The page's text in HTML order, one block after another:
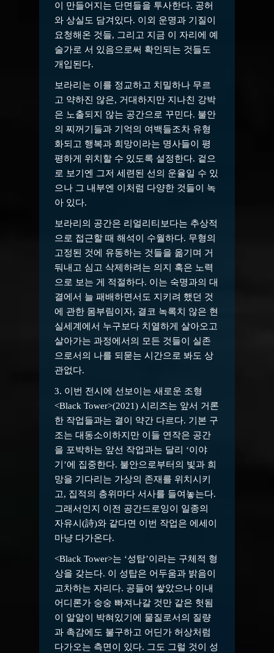
이 만들어지는 단면들을 투사한다. 공허
와 상실도 담겨있다. 이외 운명과 기질이
요청해온 것들, 그리고 지금 이 자리에 예
술가로 서 있음으로써 확인되는 것들도
개입된다.
보라리는 이를 정교하고 치밀하나 무르
고 약하진 않은, 거대하지만 지나친 강박
은 노출되지 않는 공간으로 꾸민다. 불안
의 찌꺼기들과 기억의 여백들조차 유형
화되고 행복과 희망이라는 명사들이 평
평하게 위치할 수 있도록 설정한다. 겉으
로 보기엔 그저 세련된 선의 운율일 수 있
으나 그 내부엔 이처럼 다양한 것들이 녹
아 있다.
보라리의 공간은 리얼리티보다는 추상적
으로 접근할 때 해석이 수월하다. 무형의
고정된 것에 유동하는 것들을 옮기며 거
둬내고 심고 삭제하려는 의지 혹은 노력
으로 보는 게 적절하다. 이는 숙명과의 대
결에서 늘 패배하면서도 지키려 했던 것
에 관한 몸부림이자, 결코 녹록치 않은 현
실세계에서 누구보다 치열하게 살아오고
살아가는 과정에서의 모든 것들이 실존
으로서의 나를 되묻는 시간으로 봐도 상
관없다.
3. 이번 전시에 선보이는 새로운 조형
<Black Tower>(2021) 시리즈는 앞서 거론
한 작업들과는 결이 약간 다르다. 기본 구
조는 대동소이하지만 이들 연작은 공간
을 포박하는 앞선 작업과는 달리 ‘이야
기’에 집중한다. 불안으로부터의 빛과 희
망을 기다리는 가상의 존재를 위치시키
고, 집적의 층위마다 서사를 들여놓는다.
그래서인지 이전 공간드로잉이 일종의
자유시(詩)와 같다면 이번 작업은 에세이
마냥 다가온다.
<Black Tower>는 ‘성탑’이라는 구체적 형
상을 갖는다. 이 성탑은 어두움과 밝음이
교차하는 자리다. 공들여 쌓았으나 이내
어디론가 숭숭 빠져나갈 것만 같은 헛됨
이 알알이 박혀있기에 물질로서의 질량
과 촉감에도 불구하고 어딘가 허상처럼
다가오는 측면이 있다. 그도 그럴 것이 성